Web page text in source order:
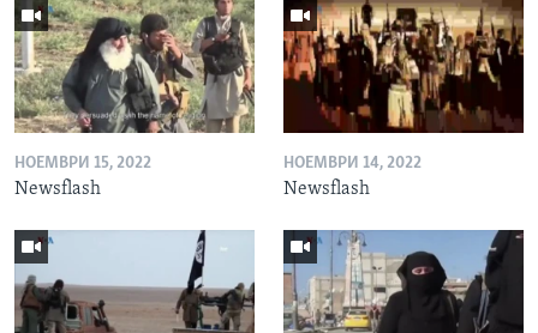
НОЕМВРИ 15, 2022
Newsflash
НОЕМВРИ 14, 2022
Newsflash